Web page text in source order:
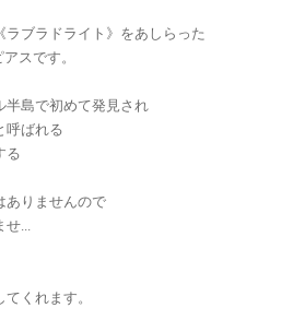
ラブラドライト》をあしらった
スです。
半島で初めて発見され
呼ばれる
る
ありませんので
...
くれます。